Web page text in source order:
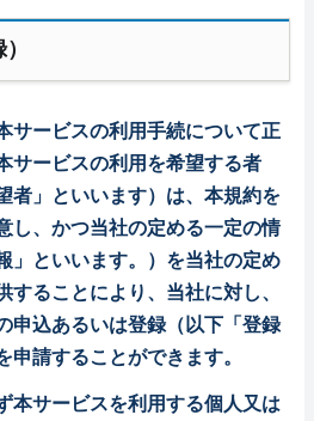
サービスの利用手続について正
サービスの利用を希望する者
者」といいます）は、本規約を
し、かつ当社の定める一定の情
」といいます。）を当社の定め
することにより、当社に対し、
申込あるいは登録（以下「登録
申請することができます。
本サービスを利用する個人又は